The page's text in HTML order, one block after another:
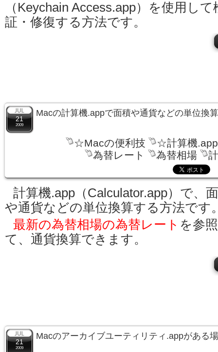
（Keychain Access.app）を使用して
証・修復する方法です。
21
2009
Macの計算機.appで面積や通貨などの単位換
☆Macの便利技
☆計算機
為替レート
為替相場
計算機.app（Calculator.app）で、
や通貨などの単位換算する方法です
最新の為替相場の為替レート を参
て、通貨換算できます。
21
2009
Macのアーカイブユーティリティ.appがある